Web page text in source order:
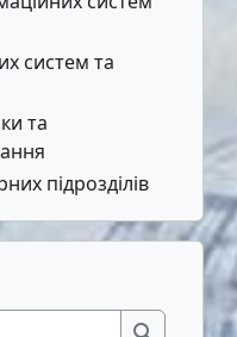
систем та
та
підрозділів
Пошук